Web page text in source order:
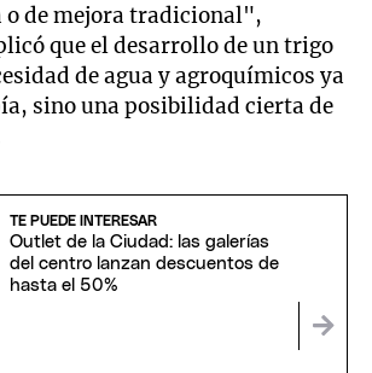
o de mejora tradicional",
que el desarrollo de un trigo
de agua y agroquímicos ya
sino una posibilidad cierta de
TE PUEDE INTERESAR
Outlet de la Ciudad: las galerías
del centro lanzan descuentos de
hasta el 50%